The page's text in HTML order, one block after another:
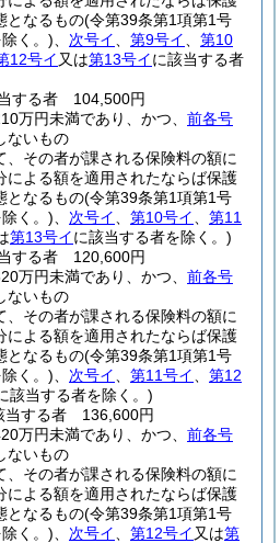
となるもの(令第39条第1項第1号
く。) 次号イ 第9号イ
第10
12号イ 又は第13号イに該当する者
する者 104,500円
万円未満であり、かつ、 前各号
ないもの
、その者が課される保険料の額に
による額を適用されたならば保護
となるもの(令第39条第1項第1号
く。) 次号イ 第10号イ
第11
第13号イに該当する者を除く。)
する者 120,600円
万円未満であり、かつ、 前各号
ないもの
、その者が課される保険料の額に
による額を適用されたならば保護
となるもの(令第39条第1項第1号
く。) 次号イ 第11号イ
第12
該当する者を除く。)
当する者 136,600円
万円未満であり、かつ、 前各号
ないもの
、その者が課される保険料の額に
による額を適用されたならば保護
となるもの(令第39条第1項第1号
く。) 次号イ 第12号イ 又は第